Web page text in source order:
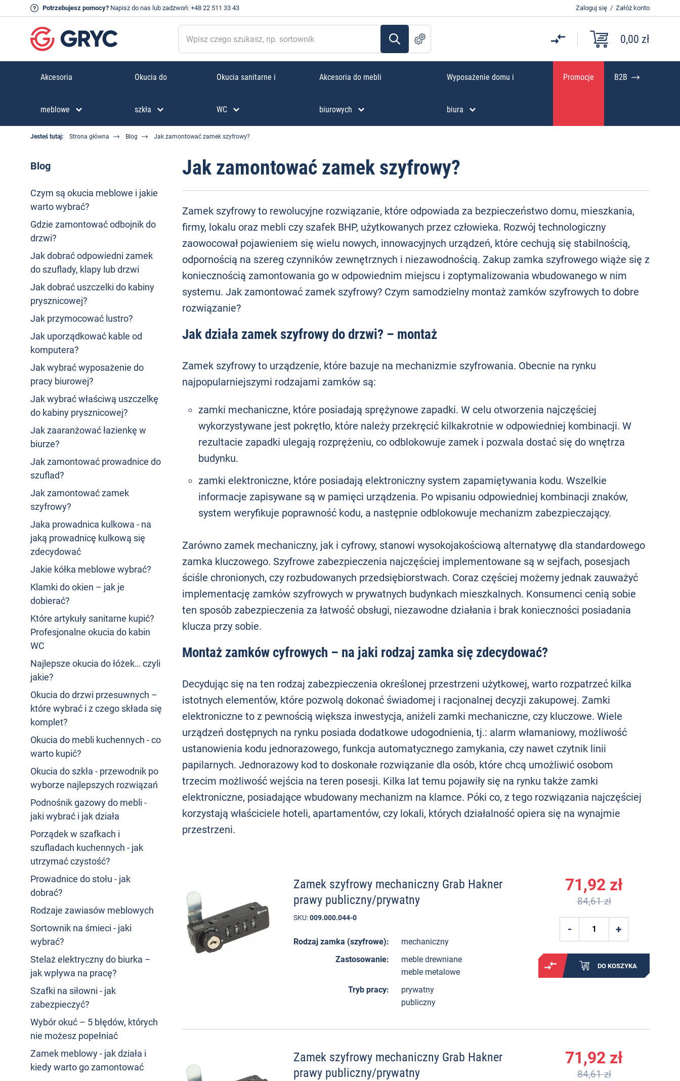
Potrzebujesz pomocy? Napisz do nas lub zadzwoń: +48 22 511 33 43 Zaloguj się / Załóż konto
0,00 zł
Akcesoria
meblowe
Okucia do
szkła
Okucia sanitarne i
WC
Akcesoria do mebli
biurowych
Wyposażenie domu i
biura
Promocje B2B
Jesteś tutaj: Strona główna Blog Jak zamontować zamek szyfrowy?
Blog
Czym są okucia meblowe i jakie
warto wybrać?
Gdzie zamontować odbojnik do
drzwi?
Jak dobrać odpowiedni zamek
do szuflady, klapy lub drzwi
Jak dobrać uszczelki do kabiny
prysznicowej?
Jak przymocować lustro?
Jak uporządkować kable od
komputera?
Jak wybrać wyposażenie do
pracy biurowej?
Jak wybrać właściwą uszczelkę
do kabiny prysznicowej?
Jak zaaranżować łazienkę w
biurze?
Jak zamontować prowadnice do
szuflad?
Jak zamontować zamek
szyfrowy?
Jaka prowadnica kulkowa - na
jaką prowadnicę kulkową się
zdecydować
Jakie kółka meblowe wybrać?
Klamki do okien – jak je
dobierać?
Które artykuły sanitarne kupić?
Profesjonalne okucia do kabin
WC
Najlepsze okucia do łóżek… czyli
jakie?
Okucia do drzwi przesuwnych –
które wybrać i z czego składa się
komplet?
Okucia do mebli kuchennych - co
warto kupić?
Okucia do szkła - przewodnik po
wyborze najlepszych rozwiązań
Podnośnik gazowy do mebli -
jaki wybrać i jak działa
Porządek w szafkach i
szufladach kuchennych - jak
utrzymać czystość?
Prowadnice do stołu - jak
dobrać?
Rodzaje zawiasów meblowych
Sortownik na śmieci - jaki
wybrać?
Stelaż elektryczny do biurka –
jak wpływa na pracę?
Szafki na siłowni - jak
zabezpieczyć?
Wybór okuć – 5 błędów, których
nie możesz popełniać
Zamek meblowy - jak działa i
kiedy warto go zamontować
Jak zamontować zamek szyfrowy?
Zamek szyfrowy to rewolucyjne rozwiązanie, które odpowiada za bezpieczeństwo domu, mieszkania,
firmy, lokalu oraz mebli czy szafek BHP, użytkowanych przez człowieka. Rozwój technologiczny
zaowocował pojawieniem się wielu nowych, innowacyjnych urządzeń, które cechują się stabilnością,
odpornością na szereg czynników zewnętrznych i niezawodnością. Zakup zamka szyfrowego wiąże się z
koniecznością zamontowania go w odpowiednim miejscu i zoptymalizowania wbudowanego w nim
systemu. Jak zamontować zamek szyfrowy? Czym samodzielny montaż zamków szyfrowych to dobre
rozwiązanie?
Jak działa zamek szyfrowy do drzwi? – montaż
Zamek szyfrowy to urządzenie, które bazuje na mechanizmie szyfrowania. Obecnie na rynku
najpopularniejszymi rodzajami zamków są:
zamki mechaniczne, które posiadają sprężynowe zapadki. W celu otworzenia najczęściej
wykorzystywane jest pokrętło, które należy przekręcić kilkakrotnie w odpowiedniej kombinacji. W
rezultacie zapadki ulegają rozprężeniu, co odblokowuje zamek i pozwala dostać się do wnętrza
budynku.
zamki elektroniczne, które posiadają elektroniczny system zapamiętywania kodu. Wszelkie
informacje zapisywane są w pamięci urządzenia. Po wpisaniu odpowiedniej kombinacji znaków,
system weryfikuje poprawność kodu, a następnie odblokowuje mechanizm zabezpieczający.
Zarówno zamek mechaniczny, jak i cyfrowy, stanowi wysokojakościową alternatywę dla standardowego
zamka kluczowego. Szyfrowe zabezpieczenia najczęściej implementowane są w sejfach, posesjach
ściśle chronionych, czy rozbudowanych przedsiębiorstwach. Coraz częściej możemy jednak zauważyć
implementację zamków szyfrowych w prywatnych budynkach mieszkalnych. Konsumenci cenią sobie
ten sposób zabezpieczenia za łatwość obsługi, niezawodne działania i brak konieczności posiadania
klucza przy sobie.
Montaż zamków cyfrowych – na jaki rodzaj zamka się zdecydować?
Decydując się na ten rodzaj zabezpieczenia określonej przestrzeni użytkowej, warto rozpatrzeć kilka
istotnych elementów, które pozwolą dokonać świadomej i racjonalnej decyzji zakupowej. Zamki
elektroniczne to z pewnością większa inwestycja, aniżeli zamki mechaniczne, czy kluczowe. Wiele
urządzeń dostępnych na rynku posiada dodatkowe udogodnienia, tj.: alarm włamaniowy, możliwość
ustanowienia kodu jednorazowego, funkcja automatycznego zamykania, czy nawet czytnik linii
papilarnych. Jednorazowy kod to doskonałe rozwiązanie dla osób, które chcą umożliwić osobom
trzecim możliwość wejścia na teren posesji. Kilka lat temu pojawiły się na rynku także zamki
elektroniczne, posiadające wbudowany mechanizm na klamce. Póki co, z tego rozwiązania najczęściej
korzystają właściciele hoteli, apartamentów, czy lokali, których działalność opiera się na wynajmie
przestrzeni.
Zamek szyfrowy mechaniczny Grab Hakner
prawy publiczny/prywatny
SKU:009.000.044-0
Rodzaj zamka (szyfrowe):
mechaniczny
Zastosowanie:
meble drewniane
meble metalowe
Tryb pracy:
prywatny
publiczny
71,92 zł
84,61 zł
DO KOSZYKA
Zamek szyfrowy mechaniczny Grab Hakner
prawy publiczny/prywatny
71,92 zł
84,61 zł